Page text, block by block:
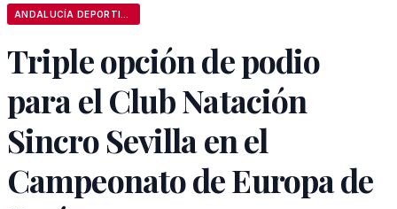
Triple opción de podio
para el Club Natación
Sincro Sevilla en el
Campeonato de Europa de